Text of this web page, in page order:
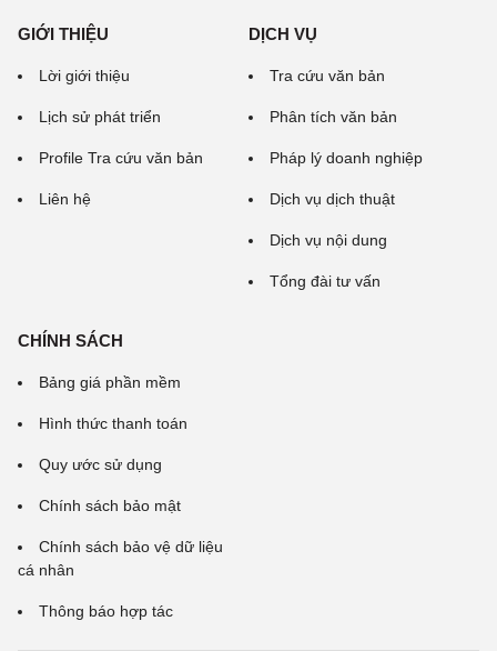
GIỚI THIỆU
Lời giới thiệu
Lịch sử phát triển
Profile Tra cứu văn bản
Liên hệ
DỊCH VỤ
Tra cứu văn bản
Phân tích văn bản
Pháp lý doanh nghiệp
Dịch vụ dịch thuật
Dịch vụ nội dung
Tổng đài tư vấn
CHÍNH SÁCH
Bảng giá phần mềm
Hình thức thanh toán
Quy ước sử dụng
Chính sách bảo mật
Chính sách bảo vệ dữ liệu
cá nhân
Thông báo hợp tác